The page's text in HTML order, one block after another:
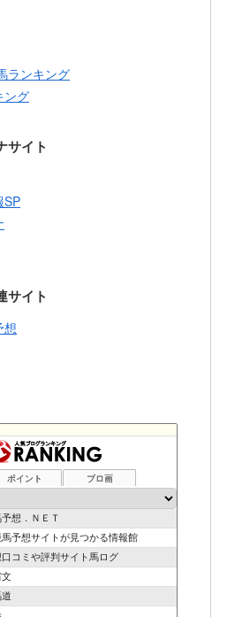
ランキング
ング
サイト
SP
サイト
想
ポイント ブロ画
想．ＮＥＴ
馬予想サイトが見つかる情報館
コミや評判サイト馬ログ
文